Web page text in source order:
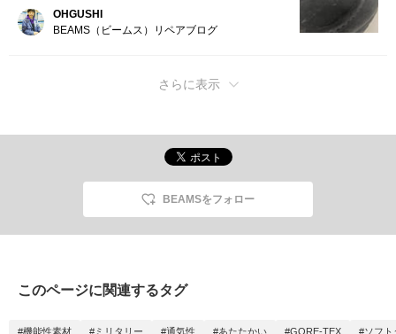
OHGUSHI
BEAMS（ビームス）リペアブログ
さらに表示
BEAMSをフォロー
このページに関連するタグ
#機能性素材 #ミリタリー #通気性 #あたたかい #GORE-TEX #ソフト